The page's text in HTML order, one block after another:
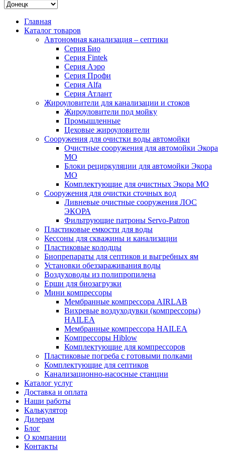
Главная
Каталог товаров
Автономная канализация – септики
Серия Био
Серия Fintek
Серия Аэро
Серия Профи
Серия Alfa
Серия Атлант
Жироуловители для канализации и стоков
Жироуловители под мойку
Промышленные
Цеховые жироуловители
Сооружения для очистки воды автомойки
Очистные сооружения для автомойки Экора
МО
Блоки рециркуляции для автомойки Экора
МО
Комплектующие для очистных Экора МО
Сооружения для очистки сточных вод
Ливневые очистные сооружения ЛОС
ЭКОРА
Фильтрующие патроны Servo-Patron
Пластиковые емкости для воды
Кессоны для скважины и канализации
Пластиковые колодцы
Биопрепараты для септиков и выгребных ям
Установки обеззараживания воды
Воздуховоды из полипропилена
Ерши для биозагрузки
Мини компрессоры
Мембранные компрессора AIRLAB
Вихревые воздуходувки (компрессоры)
HAILEA
Мембранные компрессора HAILEA
Компрессоры Hiblow
Комплектующие для компрессоров
Пластиковые погреба с готовыми полками
Комплектующие для септиков
Канализационно-насосные станции
Каталог услуг
Доставка и оплата
Наши работы
Калькулятор
Дилерам
Блог
О компании
Контакты